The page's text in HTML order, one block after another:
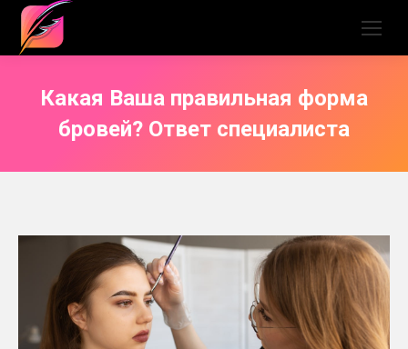
Какая Ваша правильная форма
бровей? Ответ специалиста